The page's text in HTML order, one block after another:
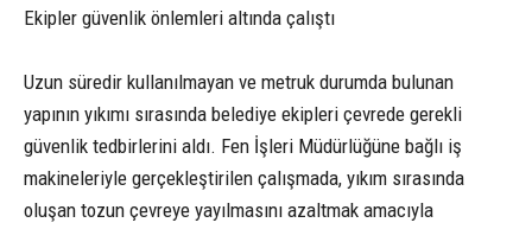
Ekipler güvenlik önlemleri altında çalıştı
Uzun süredir kullanılmayan ve metruk durumda bulunan
yapının yıkımı sırasında belediye ekipleri çevrede gerekli
güvenlik tedbirlerini aldı. Fen İşleri Müdürlüğüne bağlı iş
makineleriyle gerçekleştirilen çalışmada, yıkım sırasında
oluşan tozun çevreye yayılmasını azaltmak amacıyla